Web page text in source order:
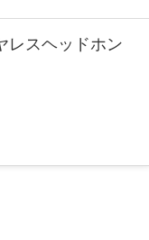
レスヘッドホン